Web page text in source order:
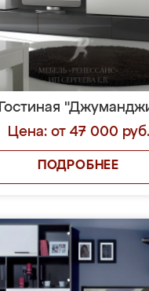
Гостиная
Цена: от 47 000 руб.
ПОДРОБНЕЕ